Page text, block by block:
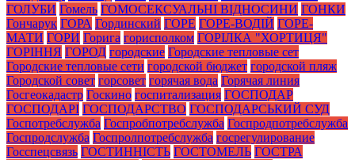
ГОЛУБИ Гомель ГОМОСЕКСУАЛЬНІ ВІДНОСИНИ ГОНКИ
Гончарук ГОРА Гординский ГОРЕ ГОРЕ-ВОДІЙ ГОРЕ-
МАТИ ГОРИ Горига горисполком ГОРІЛКА "ХОРТИЦЯ"
ГОРІННЯ ГОРОД городские Городские тепловые сет
Городские тепловые сети городской бюджет городской пляж
Городской совет горсовет горячая вода Горячая линия
Госгеокадастр Госкино госпитализация ГОСПОДАР
ГОСПОДАРІ ГОСПОДАРСТВО ГОСПОДАРСЬКИЙ СУД
Госпотребслужба Госпробпотребслужба Госпродпотребслужба
Госпродслужба Госпролпотребслужба госрегулирование
Госспецсвязь ГОСТИННІСТЬ ГОСТОМЕЛЬ ГОСТРА